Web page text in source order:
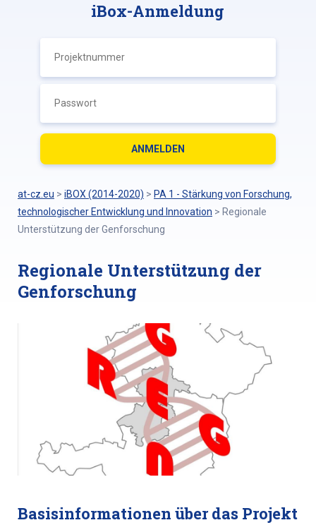
iBox-Anmeldung
at-cz.eu > iBOX (2014-2020) > PA 1 - Stärkung von Forschung,
technologischer Entwicklung und Innovation > Regionale
Unterstützung der Genforschung
Regionale Unterstützung der
Genforschung
Basisinformationen über das Projekt